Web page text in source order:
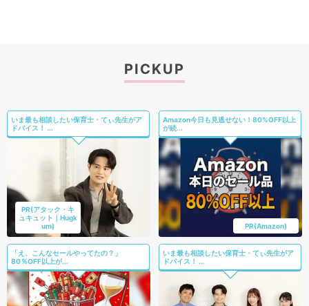
PICKUP
いま最も相談したい保育士・てぃ先生がア
ドバイス！ ...
PR(アタック・キ
ュキュット｜Hugk
um)
Amazon今日も見逃せない！80%OFF以上
が続...
PR(Amazon)
「え、こんなセールやってたの？」
80％OFF以上が...
いま最も相談したい保育士・てぃ先生がア
ドバイス！ ...